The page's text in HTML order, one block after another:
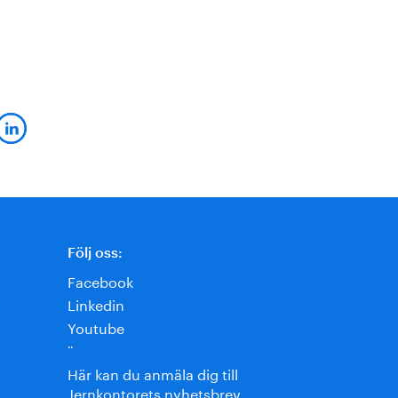
Följ oss:
Facebook
Linkedin
Youtube
¨
Här kan du anmäla dig till
Jernkontorets nyhetsbrev